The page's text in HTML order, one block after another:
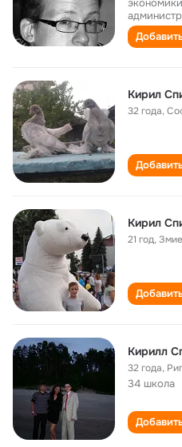
Кирил
32 года,
Кирил
21 год,
Кирилл
32 года,
34 школа